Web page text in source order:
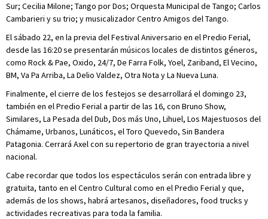
Sur; Cecilia Milone; Tango por Dos; Orquesta Municipal de Tango; Carlos
Cambarieri y su trio; y musicalizador Centro Amigos del Tango.
El sábado 22, en la previa del Festival Aniversario en el Predio Ferial,
desde las 16:20 se presentarán músicos locales de distintos géneros,
como Rock & Pae, Oxido, 24/7, De Farra Folk, Yoel, Zariband, El Vecino,
BM, Va Pa Arriba, La Delio Valdez, Otra Nota y La Nueva Luna.
Finalmente, el cierre de los festejos se desarrollará el domingo 23,
también en el Predio Ferial a partir de las 16, con Bruno Show,
Similares, La Pesada del Dub, Dos más Uno, Lihuel, Los Majestuosos del
Chámame, Urbanos, Lunáticos, el Toro Quevedo, Sin Bandera
Patagonia. Cerrará Axel con su repertorio de gran trayectoria a nivel
nacional.
Cabe recordar que todos los espectáculos serán con entrada libre y
gratuita, tanto en el Centro Cultural como en el Predio Ferial y que,
además de los shows, habrá artesanos, diseñadores, food trucks y
actividades recreativas para toda la familia.